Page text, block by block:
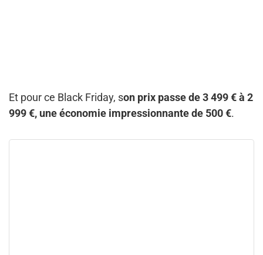
Et pour ce Black Friday, son prix passe de 3 499 € à 2
999 €, une économie impressionnante de 500 €.